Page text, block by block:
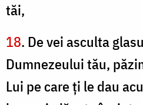
tăi,
18. De vei asculta
Dumnezeului tău,
Lui pe care ţi le dau